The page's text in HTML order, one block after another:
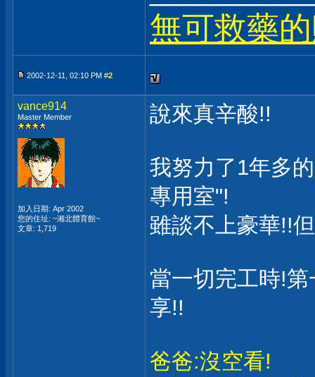
無可救藥
2002-12-11, 02:10 PM #2
vance914
Master Member
加入日期: Apr 2002
您的住址: ~湘北體育館~
文章: 1,719
說來真辛酸!!
我努力了1年多
專用室"!
雖談不上豪華!!
當一切完工時!
享!!
爸爸:沒空看!